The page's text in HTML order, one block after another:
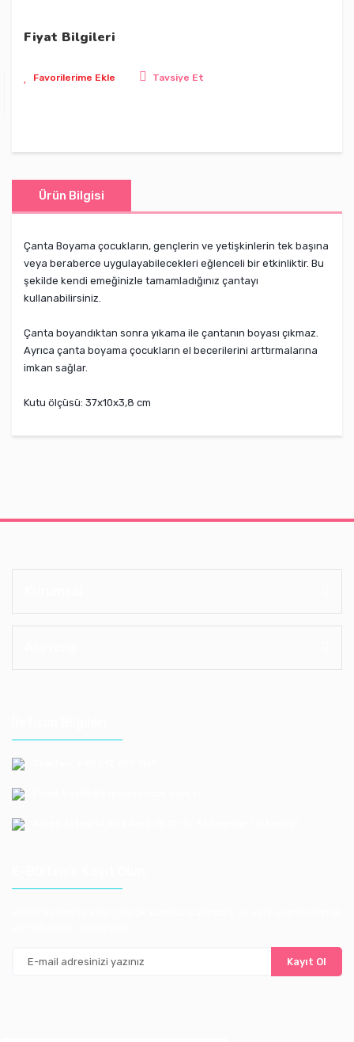
Fiyat Bilgileri
Tavsiye Et
Ürün Bilgisi
Çanta Boyama çocukların, gençlerin ve yetişkinlerin tek başına
veya beraberce uygulayabilecekleri eğlenceli bir etkinliktir. Bu
şekilde kendi emeğinizle tamamladığınız çantayı
kullanabilirsiniz.
Çanta boyandıktan sonra yıkama ile çantanın boyası çıkmaz.
Ayrıca çanta boyama çocukların el becerilerini arttırmalarına
imkan sağlar.
Kutu ölçüsü: 37x10x3,8 cm
Kayıt Ol